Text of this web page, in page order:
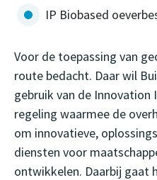
IP Biobased
Voor de toepassing van
route bedacht. Daar wil
gebruik van de Innovation
regeling waarmee de
om innovatieve,
diensten voor
ontwikkelen. Daarbij gaat